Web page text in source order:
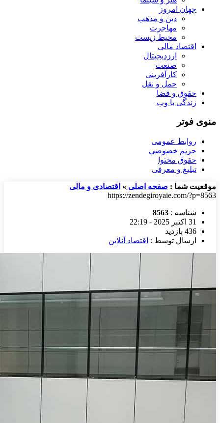
جهان امروز
دین و مذهب
مهاجرت
محیط زیست
اقتصاد مالی
ارزدیجیتال
صنعت
کارآفرینی
حمل و نقل
حقوق و قضا
زندگی با وب
منوی فوتر
روابط عمومی
حریم خصوصی
حقوق محتوا
تبلیغ و معرفی
موقعیت شما : صفحه اصلی » اقتصادی و مالی
https://zendegiroyaie.com/?p=8563
شناسه : 8563
31 اکتبر 2025 - 22:19
436 بازدید
ارسال توسط : اقتصاد آنلاین